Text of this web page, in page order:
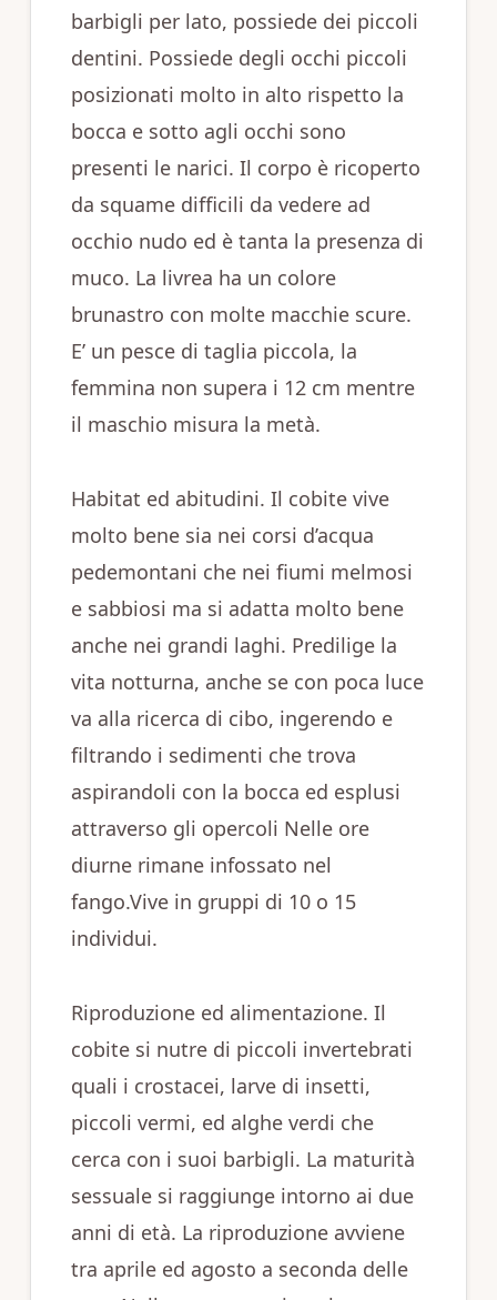
barbigli per lato, possiede dei piccoli
dentini. Possiede degli occhi piccoli
posizionati molto in alto rispetto la
bocca e sotto agli occhi sono
presenti le narici. Il corpo è ricoperto
da squame difficili da vedere ad
occhio nudo ed è tanta la presenza di
muco. La livrea ha un colore
brunastro con molte macchie scure.
E’ un pesce di taglia piccola, la
femmina non supera i 12 cm mentre
il maschio misura la metà.
Habitat ed abitudini. Il cobite vive
molto bene sia nei corsi d’acqua
pedemontani che nei fiumi melmosi
e sabbiosi ma si adatta molto bene
anche nei grandi laghi. Predilige la
vita notturna, anche se con poca luce
va alla ricerca di cibo, ingerendo e
filtrando i sedimenti che trova
aspirandoli con la bocca ed esplusi
attraverso gli opercoli Nelle ore
diurne rimane infossato nel
fango.Vive in gruppi di 10 o 15
individui.
Riproduzione ed alimentazione. Il
cobite si nutre di piccoli invertebrati
quali i crostacei, larve di insetti,
piccoli vermi, ed alghe verdi che
cerca con i suoi barbigli. La maturità
sessuale si raggiunge intorno ai due
anni di età. La riproduzione avviene
tra aprile ed agosto a seconda delle